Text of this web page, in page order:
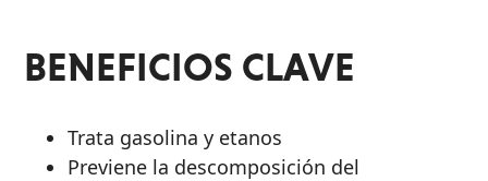
AUTOS DE CARRERAS
Combustible
BENEFICIOS CLAVE
Trata gasolina y etanos
Previene la descomposición del